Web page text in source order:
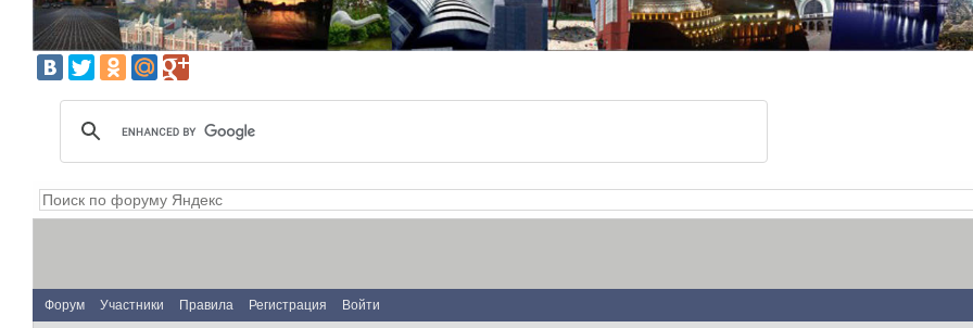
Форум Участники Правила Регистрация Войти